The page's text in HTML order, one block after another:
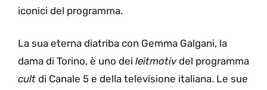
iconici del programma.
La sua eterna diatriba con Gemma Galgani, la
dama di Torino, è uno dei leitmotivdel programma
cult di Canale 5 e della televisione italiana. Le sue